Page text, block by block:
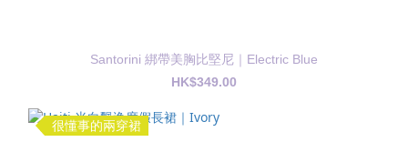
Santorini 綁帶美胸比堅尼｜Electric Blue
HK$349.00
很懂事的兩穿裙